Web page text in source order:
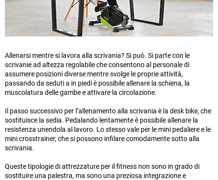
Allenarsi mentre si lavora alla scrivania? Si può. Si parte con le
scrivanie ad altezza regolabile che consentono al personale di
assumere posizioni diverse mentre svolge le proprie attività,
passando da seduti a in piedi è possibile allenare la schiena, la
muscolatura delle gambe e attivare la circolazione.
Il passo successivo per l’allenamento alla scrivania è la desk bike, che
sostituisce la sedia. Pedalando lentamente è possibile allenare la
resistenza unendola al lavoro. Lo stesso vale per le mini pedaliere e le
mini crosstrainer, che si possono infilare comodamente sotto alla
scrivania.
Queste tipologie di attrezzature per il fitness non sono in grado di
sostituire una palestra, ma sono una preziosa integrazione e